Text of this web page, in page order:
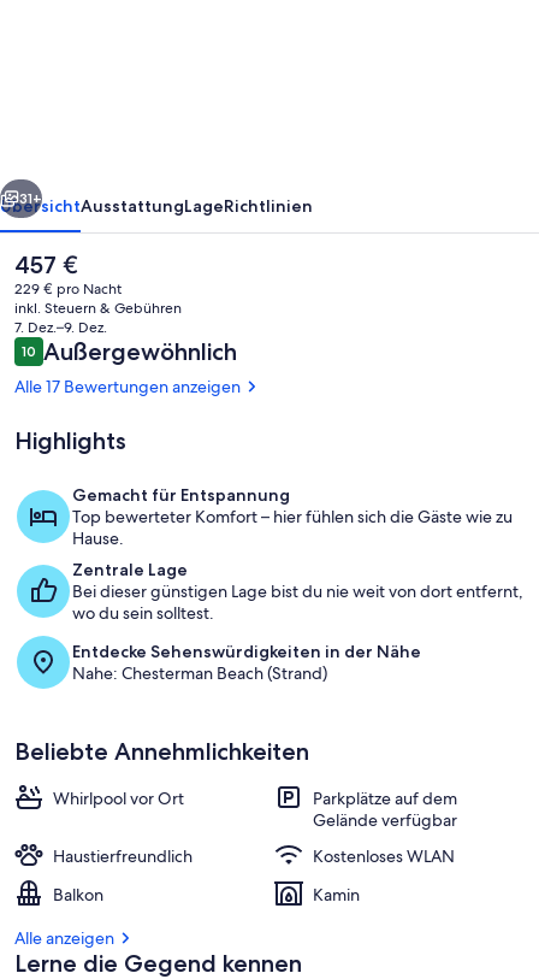
from
S.
Chesterman
Weiter
31+
ÜbersichtAusstattungLageRichtlinien
Der
aktuelle
Preis
beträgt
457 €.
457 €
229 € pro Nacht
inkl. Steuern & Gebühren
7. Dez.–9. Dez.
Bewertungen
1010 von 10.
Außergewöhnlich
Alle 17 Bewertungen anzeigen
Highlights
Gemacht für Entspannung
Top bewerteter Komfort – hier fühlen sich die Gäste wie zu
Hause.
Zentrale Lage
Bei dieser günstigen Lage bist du nie weit von dort entfernt,
wo du sein solltest.
Entdecke Sehenswürdigkeiten in der Nähe
Nahe: Chesterman Beach (Strand)
Beliebte Annehmlichkeiten
Whirlpool vor Ort
Parkplätze auf dem
Gelände verfügbar
Haustierfreundlich
Kostenloses WLAN
Balkon
Kamin
Alle anzeigen
Lerne die Gegend kennen